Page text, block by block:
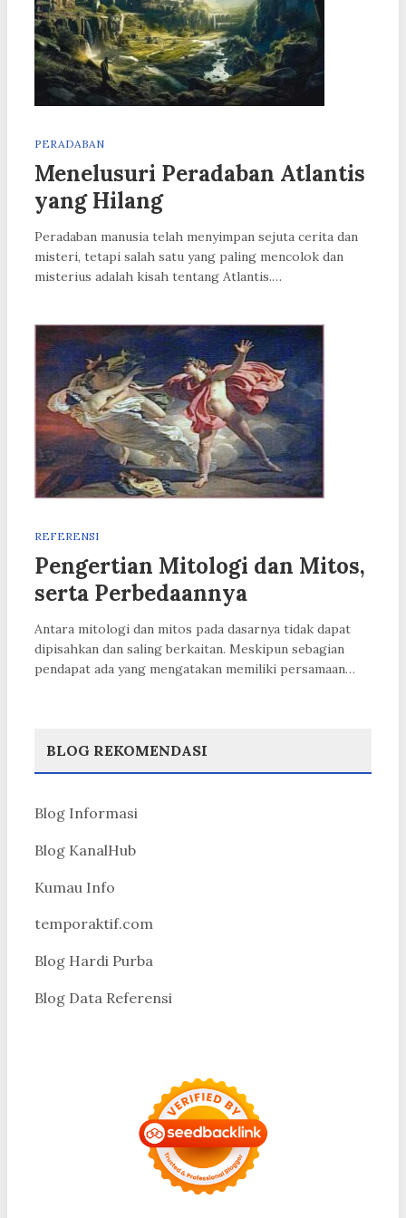
PERADABAN
Menelusuri Peradaban Atlantis
yang Hilang
Peradaban manusia telah menyimpan sejuta cerita dan
misteri, tetapi salah satu yang paling mencolok dan
misterius adalah kisah tentang Atlantis.…
REFERENSI
Pengertian Mitologi dan Mitos,
serta Perbedaannya
Antara mitologi dan mitos pada dasarnya tidak dapat
dipisahkan dan saling berkaitan. Meskipun sebagian
pendapat ada yang mengatakan memiliki persamaan…
BLOG REKOMENDASI
Blog Informasi
Blog KanalHub
Kumau Info
temporaktif.com
Blog Hardi Purba
Blog Data Referensi